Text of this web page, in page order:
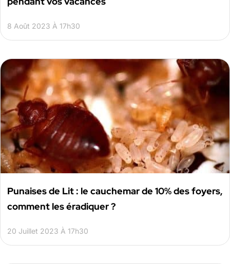
8 Août 2023 À 17h30
Punaises de Lit : le cauchemar de 10% des foyers,
comment les éradiquer ?
20 Juillet 2023 À 17h30